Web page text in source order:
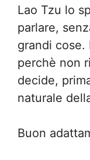
Lao Tzu lo
parlare,
grandi cose.
perchè non
decide,
naturale
Buon